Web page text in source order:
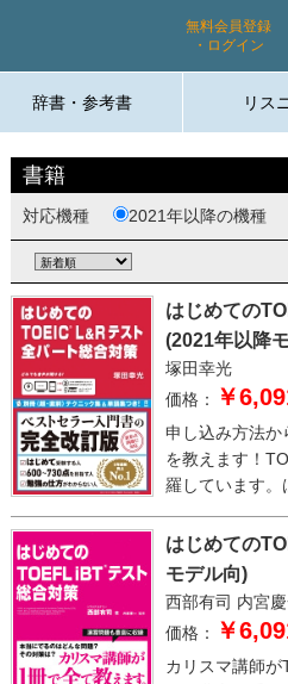
無料会員登録
・ログイン
辞書・参考書 リス
書籍
対応機種 2021年以降の機種
はじめての
(2021年以降
塚田幸光
価格：
￥
申し込み方法か
を教えます！
羅しています。
はじめての
モデル向)
西部有司 内宮慶
価格：
￥
カリスマ講師が